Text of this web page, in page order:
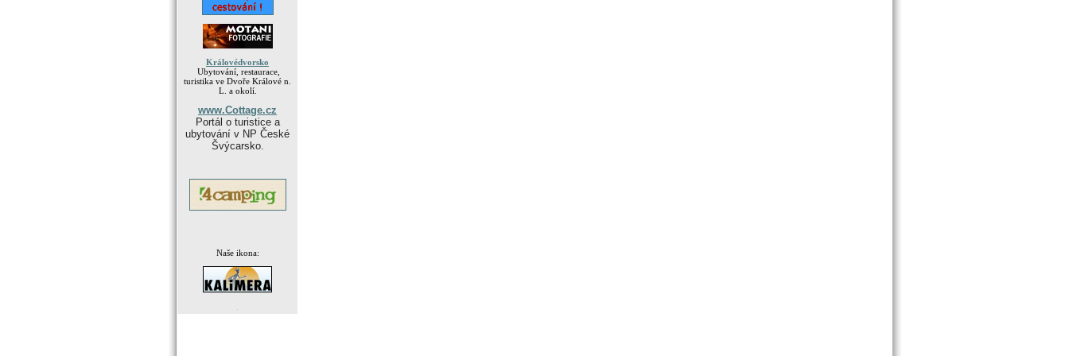
Královédvorsko
Ubytování, restaurace,
turistika ve Dvoře Králové n.
L. a okolí.
www.Cottage.cz
Portál o turistice a
ubytování v NP České
Švýcarsko.
Naše ikona: